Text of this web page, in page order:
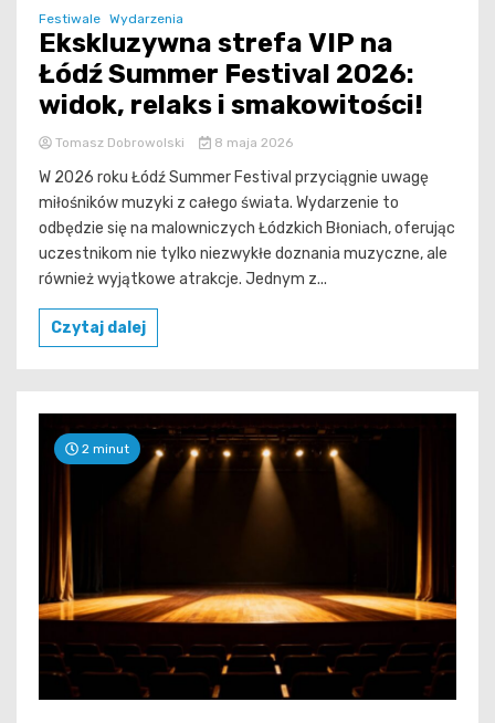
Festiwale Wydarzenia
Ekskluzywna strefa VIP na
Łódź Summer Festival 2026:
widok, relaks i smakowitości!
Tomasz Dobrowolski 8 maja 2026
W 2026 roku Łódź Summer Festival przyciągnie uwagę
miłośników muzyki z całego świata. Wydarzenie to
odbędzie się na malowniczych Łódzkich Błoniach, oferując
uczestnikom nie tylko niezwykłe doznania muzyczne, ale
również wyjątkowe atrakcje. Jednym z...
Czytaj dalej
2 minut